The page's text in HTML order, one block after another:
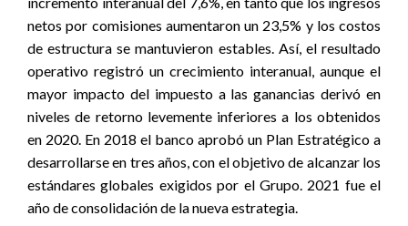
netos por comisiones aumentaron un 23,5% y los costos
de estructura se mantuvieron estables. Así, el resultado
operativo registró un crecimiento interanual, aunque el
mayor impacto del impuesto a las ganancias derivó en
niveles de retorno levemente inferiores a los obtenidos
en 2020. En 2018 el banco aprobó un Plan Estratégico a
desarrollarse en tres años, con el objetivo de alcanzar los
estándares globales exigidos por el Grupo. 2021 fue el
año de consolidación de la nueva estrategia.